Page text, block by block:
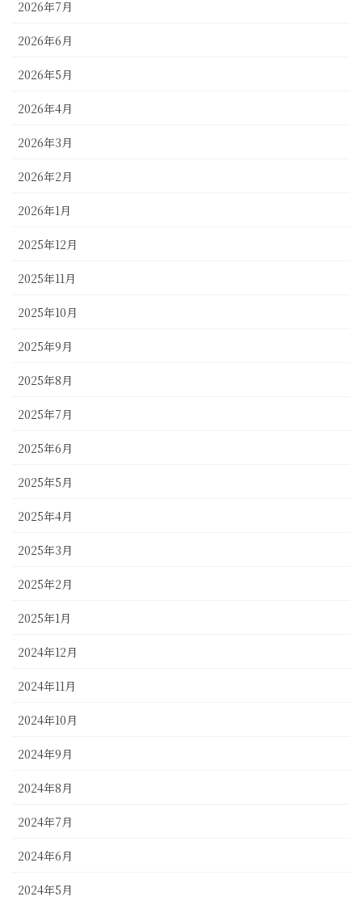
2026年7月
2026年6月
2026年5月
2026年4月
2026年3月
2026年2月
2026年1月
2025年12月
2025年11月
2025年10月
2025年9月
2025年8月
2025年7月
2025年6月
2025年5月
2025年4月
2025年3月
2025年2月
2025年1月
2024年12月
2024年11月
2024年10月
2024年9月
2024年8月
2024年7月
2024年6月
2024年5月